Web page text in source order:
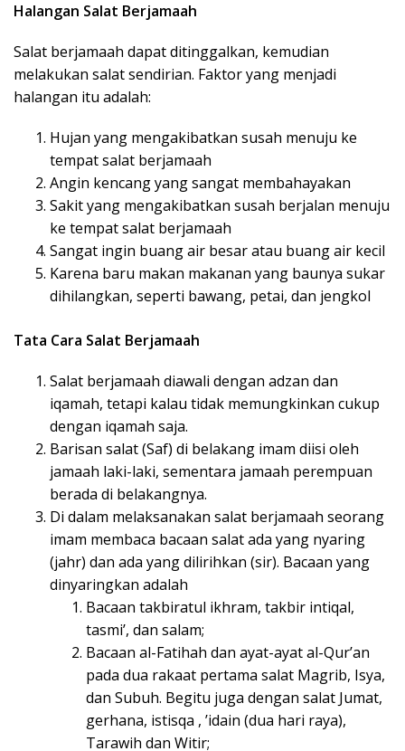
Halangan Salat Berjamaah
Salat berjamaah dapat ditinggalkan, kemudian
melakukan salat sendirian. Faktor yang menjadi
halangan itu adalah:
Hujan yang mengakibatkan susah menuju ke
tempat salat berjamaah
Angin kencang yang sangat membahayakan
Sakit yang mengakibatkan susah berjalan menuju
ke tempat salat berjamaah
Sangat ingin buang air besar atau buang air kecil
Karena baru makan makanan yang baunya sukar
dihilangkan, seperti bawang, petai, dan jengkol
Tata Cara Salat Berjamaah
Salat berjamaah diawali dengan adzan dan
iqamah, tetapi kalau tidak memungkinkan cukup
dengan iqamah saja.
Barisan salat (Saf) di belakang imam diisi oleh
jamaah laki-laki, sementara jamaah perempuan
berada di belakangnya.
Di dalam melaksanakan salat berjamaah seorang
imam membaca bacaan salat ada yang nyaring
(jahr) dan ada yang dilirihkan (sir). Bacaan yang
dinyaringkan adalah
Bacaan takbiratul ikhram, takbir intiqal,
tasmi’, dan salam;
Bacaan al-Fatihah dan ayat-ayat al-Qur’an
pada dua rakaat pertama salat Magrib, Isya,
dan Subuh. Begitu juga dengan salat Jumat,
gerhana, istisqa , ’idain (dua hari raya),
Tarawih dan Witir;